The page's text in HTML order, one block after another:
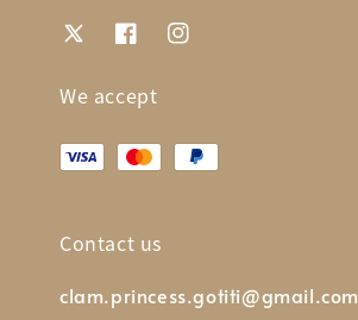
We accept
Contact us
clam.princess.gotiti@gmail.com